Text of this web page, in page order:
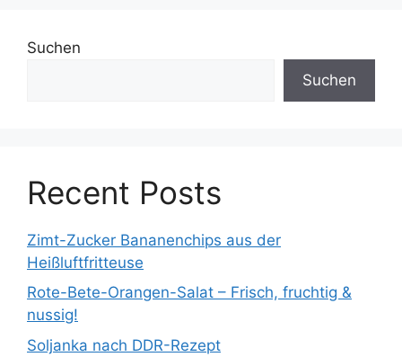
Suchen
Suchen
Recent Posts
Zimt-Zucker Bananenchips aus der
Heißluftfritteuse
Rote-Bete-Orangen-Salat – Frisch, fruchtig &
nussig!
Soljanka nach DDR-Rezept